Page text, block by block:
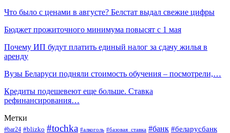
Что было с ценами в августе? Белстат выдал свежие цифры
Бюджет прожиточного минимума повысят с 1 мая
Почему ИП будут платить единый налог за сдачу жилья в
аренду
Вузы Беларуси подняли стоимость обучения – посмотрели,…
Кредиты подешевеют еще больше. Ставка
рефинансирования…
Метки
#bar24 #blizko #tochka #алкоголь #базовая_ставка #банк #беларусбанк